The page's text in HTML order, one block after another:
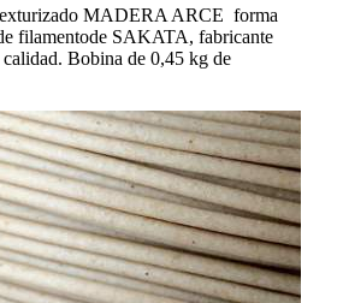
MADERA ARCE forma
filamentode SAKATA, fabricante
Bobina de 0,45 kg de